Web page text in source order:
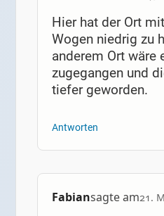
Hier hat der Ort
Wogen niedrig zu
anderem Ort wäre
zugegangen und
tiefer geworden.
Antworten
Fabiansagte am21.